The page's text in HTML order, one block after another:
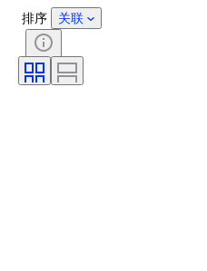
监控
时代
排序 关联